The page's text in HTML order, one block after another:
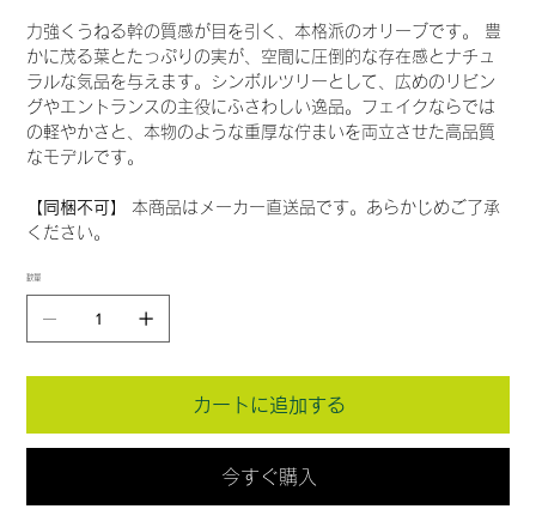
格
力強くうねる幹の質感が目を引く、本格派のオリーブです。 豊
かに茂る葉とたっぷりの実が、空間に圧倒的な存在感とナチュ
ラルな気品を与えます。シンボルツリーとして、広めのリビン
グやエントランスの主役にふさわしい逸品。フェイクならでは
の軽やかさと、本物のような重厚な佇まいを両立させた高品質
なモデルです。
【同梱不可】
本商品はメーカー直送品です。あらかじめご了承
ください。
数量
カートに追加する
今すぐ購入